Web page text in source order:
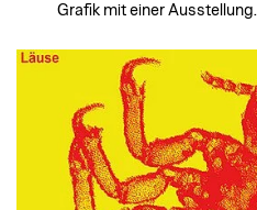
Grafik mit einer Ausstellung.